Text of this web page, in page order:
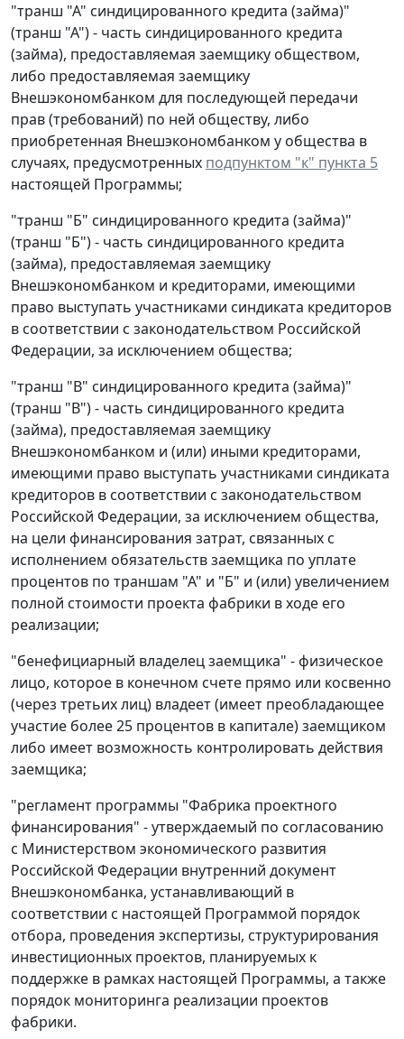
"транш "А" синдицированного кредита (займа)"
(транш "А") - часть синдицированного кредита
(займа), предоставляемая заемщику обществом,
либо предоставляемая заемщику
Внешэкономбанком для последующей передачи
прав (требований) по ней обществу, либо
приобретенная Внешэкономбанком у общества в
случаях, предусмотренных подпунктом "к" пункта 5
настоящей Программы;
"транш "Б" синдицированного кредита (займа)"
(транш "Б") - часть синдицированного кредита
(займа), предоставляемая заемщику
Внешэкономбанком и кредиторами, имеющими
право выступать участниками синдиката кредиторов
в соответствии с законодательством Российской
Федерации, за исключением общества;
"транш "В" синдицированного кредита (займа)"
(транш "В") - часть синдицированного кредита
(займа), предоставляемая заемщику
Внешэкономбанком и (или) иными кредиторами,
имеющими право выступать участниками синдиката
кредиторов в соответствии с законодательством
Российской Федерации, за исключением общества,
на цели финансирования затрат, связанных с
исполнением обязательств заемщика по уплате
процентов по траншам "А" и "Б" и (или) увеличением
полной стоимости проекта фабрики в ходе его
реализации;
"бенефициарный владелец заемщика" - физическое
лицо, которое в конечном счете прямо или косвенно
(через третьих лиц) владеет (имеет преобладающее
участие более 25 процентов в капитале) заемщиком
либо имеет возможность контролировать действия
заемщика;
"регламент программы "Фабрика проектного
финансирования" - утверждаемый по согласованию
с Министерством экономического развития
Российской Федерации внутренний документ
Внешэкономбанка, устанавливающий в
соответствии с настоящей Программой порядок
отбора, проведения экспертизы, структурирования
инвестиционных проектов, планируемых к
поддержке в рамках настоящей Программы, а также
порядок мониторинга реализации проектов
фабрики.